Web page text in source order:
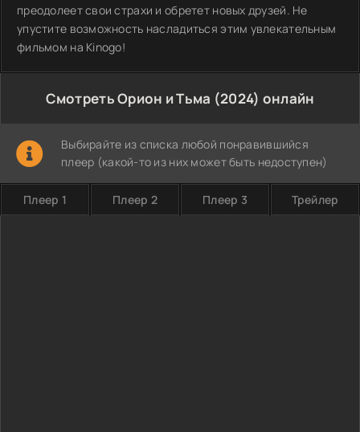
преодолеет свои страхи и обретет новых друзей. Не
упустите возможность насладиться этим увлекательным
фильмом на Kinogo!
Смотреть Орион и Тьма (2024) онлайн
Выбирайте из списка любой понравившийся
плеер (какой-то из них может быть недоступен)
Плеер 1 Плеер 2 Плеер 3 Трейлер